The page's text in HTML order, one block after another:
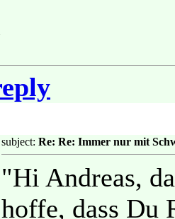
subject: Re: Re: Immer nur mit
"Hi Andreas,
hoffe, dass Du